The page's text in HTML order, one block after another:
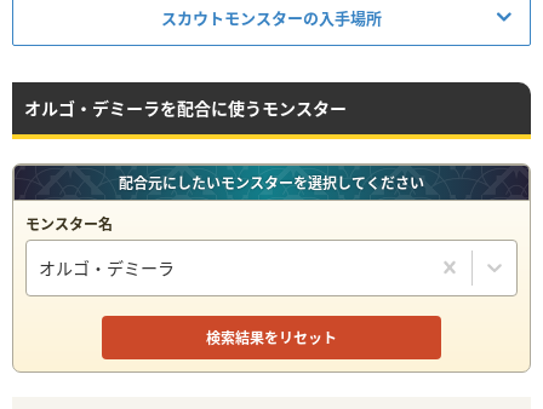
スカウトモンスターの入手場所
モンスター 出現場所
ひとつめピエロ
がいこつけんし
ジェリーマン
オルゴ・デミーラを配合に使うモンスター
配合元にしたいモンスターを選択してください
モンスター名
オルゴ・デミーラ
検索結果をリセット